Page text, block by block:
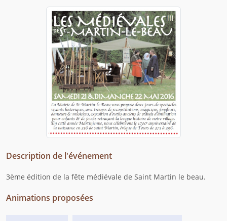
Description de l'événement
3ème édition de la fête médiévale de Saint Martin le beau.
Animations proposées